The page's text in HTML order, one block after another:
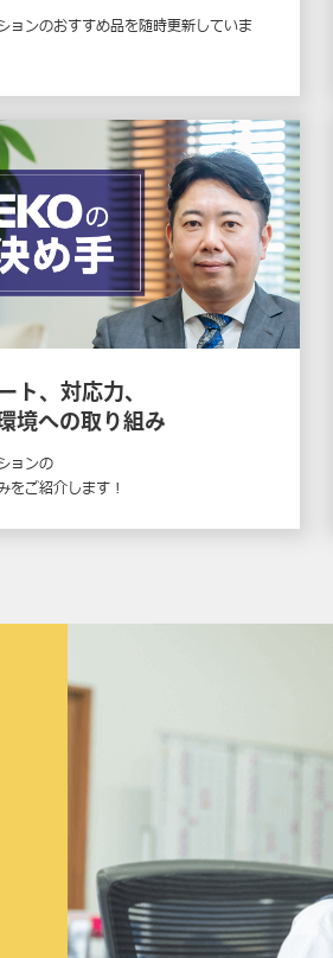
ョンのおすすめ品を随時更新していま
ト、対応力、
境への取り組み
ョンの
をご紹介します !